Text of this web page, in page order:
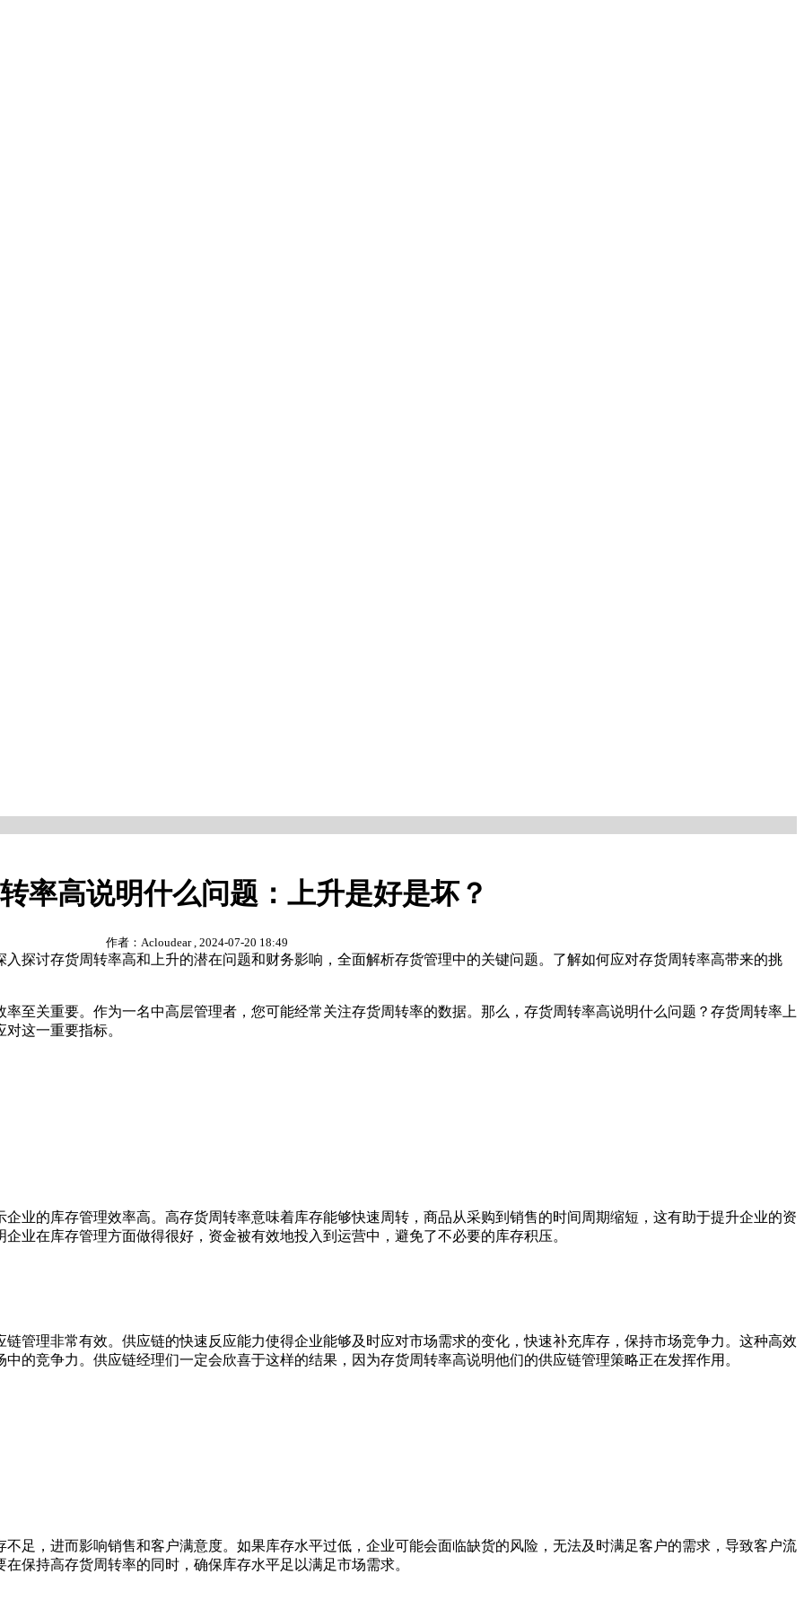
率高说明什么问题：上升是好是坏？
作者：Acloudear , 2024-07-20 18:49
探讨存货周转率高和上升的潜在问题和财务影响，全面解析存货管理中的关键问题。了解如何应对存货周转率高带来的挑
关重要。作为一名中高层管理者，您可能经常关注存货周转率的数据。那么，存货周转率高说明什么问题？存货周转率上
这一重要指标。
的库存管理效率高。高存货周转率意味着库存能够快速周转，商品从采购到销售的时间周期缩短，这有助于提升企业的资
业在库存管理方面做得很好，资金被有效地投入到运营中，避免了不必要的库存积压。
理非常有效。供应链的快速反应能力使得企业能够及时应对市场需求的变化，快速补充库存，保持市场竞争力。这种高效
的竞争力。供应链经理们一定会欣喜于这样的结果，因为存货周转率高说明他们的供应链管理策略正在发挥作用。
，进而影响销售和客户满意度。如果库存水平过低，企业可能会面临缺货的风险，无法及时满足客户的需求，导致客户流
保持高存货周转率的同时，确保库存水平足以满足市场需求。